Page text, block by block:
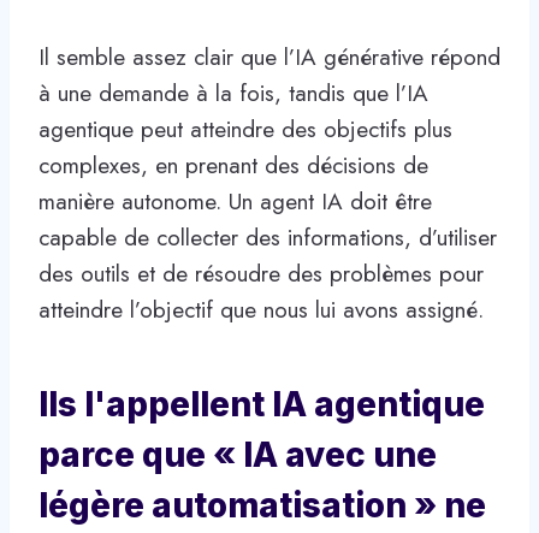
Il semble assez clair que l’IA générative répond
à une demande à la fois, tandis que l’IA
agentique peut atteindre des objectifs plus
complexes, en prenant des décisions de
manière autonome. Un agent IA doit être
capable de collecter des informations, d’utiliser
des outils et de résoudre des problèmes pour
atteindre l’objectif que nous lui avons assigné.
Ils l'appellent IA agentique
parce que « IA avec une
légère automatisation » ne